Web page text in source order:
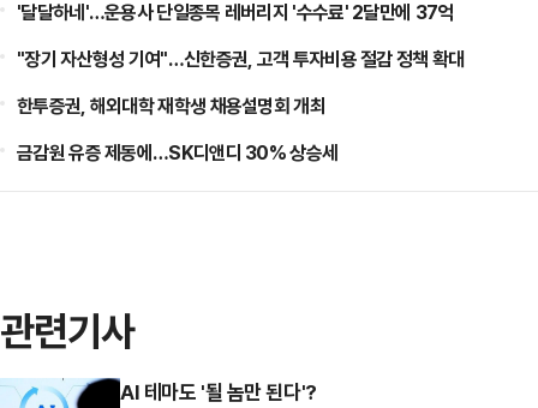
'달달하네'…운용사 단일종목 레버리지 '수수료' 2달만에 37억
"장기 자산형성 기여"…신한증권, 고객 투자비용 절감 정책 확대
한투증권, 해외대학 재학생 채용설명회 개최
금감원 유증 제동에…SK디앤디 30% 상승세
관련기사
AI 테마도 '될 놈만 된다'?